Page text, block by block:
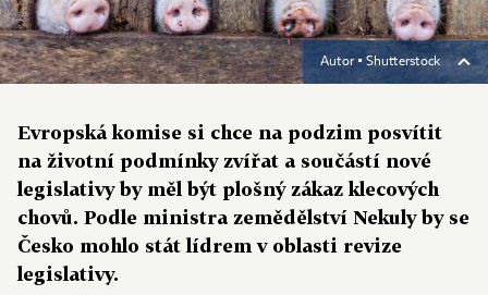
Autor ▪ Shutterstock
Evropská komise si chce na podzim posvítit
na životní podmínky zvířat a součástí nové
legislativy by měl být plošný zákaz klecových
chovů. Podle ministra zemědělství Nekuly by se
Česko mohlo stát lídrem v oblasti revize
legislativy.